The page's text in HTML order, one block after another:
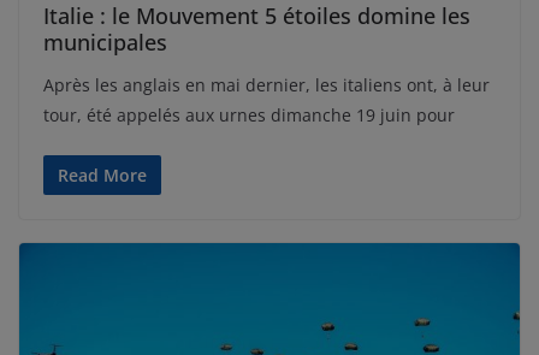
Italie : le Mouvement 5 étoiles domine les
municipales
Après les anglais en mai dernier, les italiens ont, à leur
tour, été appelés aux urnes dimanche 19 juin pour
Read More